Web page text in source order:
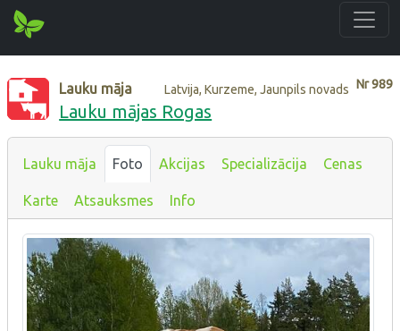
Nr989
Lauku māja Latvija, Kurzeme, Jaunpils novads
Lauku mājas Rogas
Lauku māja Foto Akcijas Specializācija Cenas
Karte Atsauksmes Info